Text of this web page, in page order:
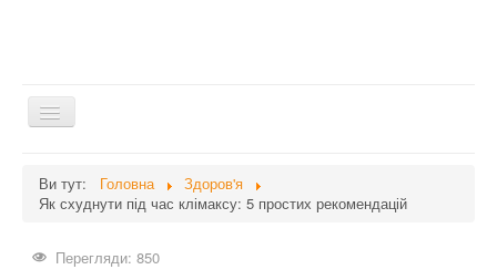
Перемикач
навігації
Дієти
Ви тут: Головна
Здоров'я
Як схуднути під час клімаксу: 5 простих рекомендацій
Перегляди: 850